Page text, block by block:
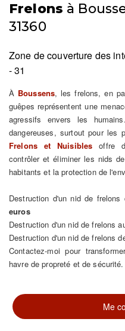
Frelons à
31360
Zone de couverture des
- 31
À Boussens, les frelons, en
guêpes représentent une
agressifs envers les
dangereuses, surtout pour les
Frelons et Nuisibles offre
contrôler et éliminer les nids
habitants et la protection de
Destruction d'un nid de
euros
Destruction d'un nid de frelons
Destruction d'un nid de frelons
Contactez-moi pour
havre de propreté et de sécurité.
Me